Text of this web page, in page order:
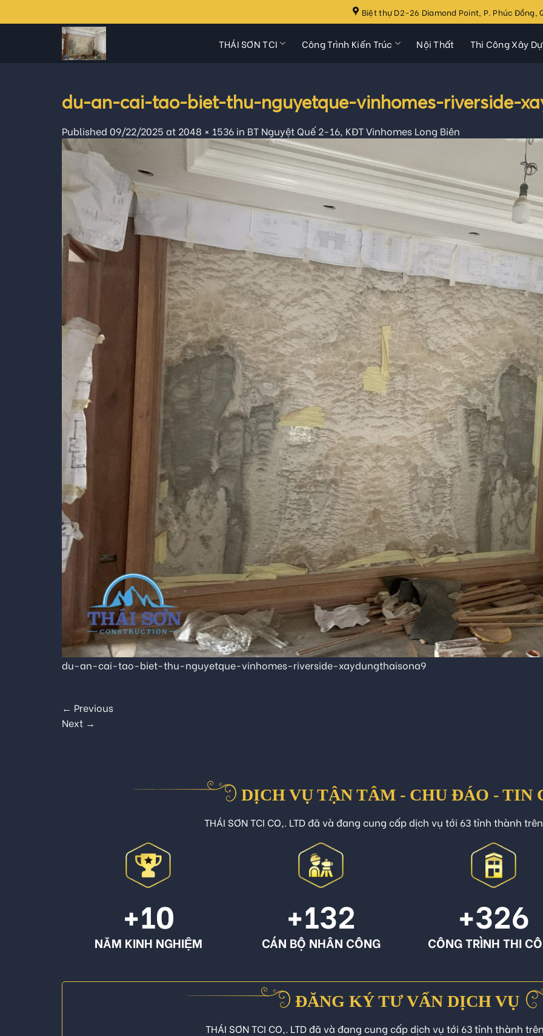
to
Biệt thự D2-26 Diamond Point, P. Phúc Đồng,
THÁI SƠN TCI Công Trình Kiến Trúc Nội Thất Thi Công Xây
du-an-cai-tao-biet-thu-nguyetque-vinhomes-riverside-
Published 09/22/2025 at 2048 × 1536 in BT Nguyệt Quế 2-16, KĐT Vinhomes Long Biên
du-an-cai-tao-biet-thu-nguyetque-vinhomes-riverside-xaydungthaisona9
← Previous
Next →
DỊCH VỤ TẬN TÂM - CHU ĐÁO - TIN
THÁI SƠN TCI CO,. LTD đã và đang cung cấp dịch vụ tới 63 tỉnh thành
+10
NĂM KINH NGHIỆM
+132
CÁN BỘ NHÂN CÔNG
+326
CÔNG TRÌNH THI
ĐĂNG KÝ TƯ VẤN DỊCH VỤ
THÁI SƠN TCI CO,. LTD đã và đang cung cấp dịch vụ tới 63 tỉnh thành